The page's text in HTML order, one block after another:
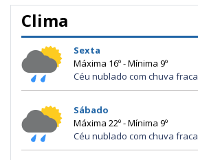
Clima
Sexta
Máxima 16º - Mínima 9º
Céu nublado com chuva fraca
Sábado
Máxima 22º - Mínima 9º
Céu nublado com chuva fraca